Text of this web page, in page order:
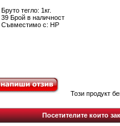
Бруто тегло: 1кг.
39 Брой в наличност
Съвместимо с: HP
Този продукт
Посетителите които